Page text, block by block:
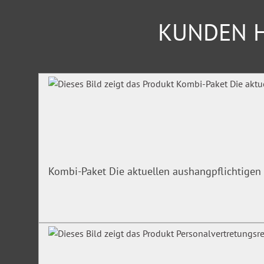
KUNDEN
Produktgalerie überspringen
Kombi-Paket Die aktuellen